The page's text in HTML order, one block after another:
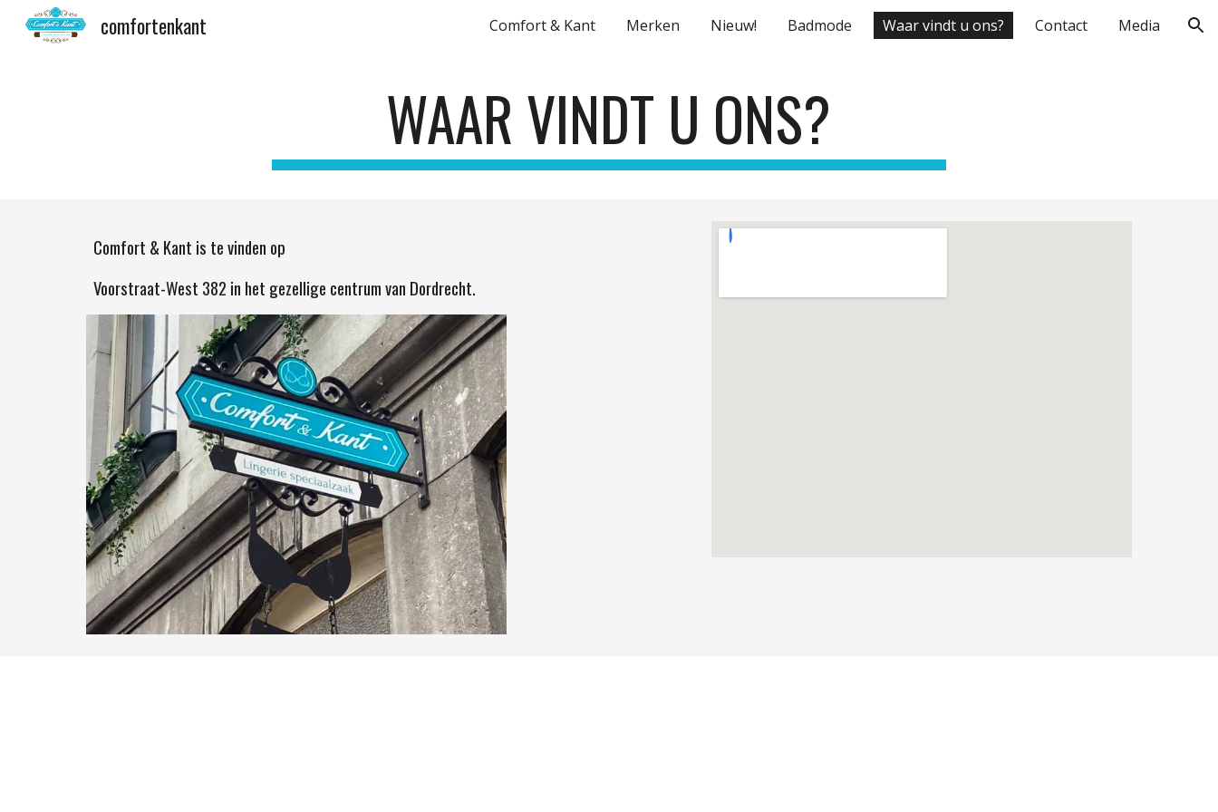
Skip to main content Skip to navigation
comfortenkant Comfort & Kant Merken Nieuw! Badmode Waar vindt u ons? Contact Media
WAAR VINDT U ONS?
Comfort & Kant is te vinden op
Voorstraat-West 382 in het gezellige centrum van Dordrecht.